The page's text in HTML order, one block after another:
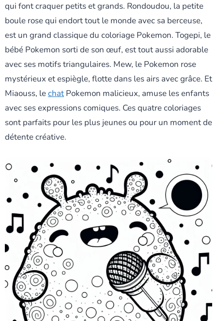
qui font craquer petits et grands. Rondoudou, la petite
boule rose qui endort tout le monde avec sa berceuse,
est un grand classique du coloriage Pokemon. Togepi, le
bébé Pokemon sorti de son œuf, est tout aussi adorable
avec ses motifs triangulaires. Mew, le Pokemon rose
mystérieux et espiègle, flotte dans les airs avec grâce. Et
Miaouss, lechat Pokemon malicieux, amuse les enfants
avec ses expressions comiques. Ces quatre coloriages
sont parfaits pour les plus jeunes ou pour un moment de
détente créative.